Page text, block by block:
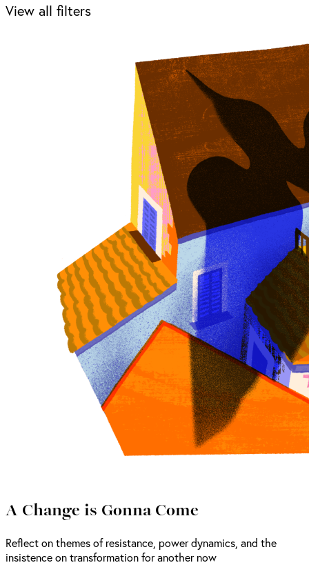
View all filters
A Change is Gonna Come
Reflect on themes of resistance, power dynamics, and the
insistence on transformation for another now